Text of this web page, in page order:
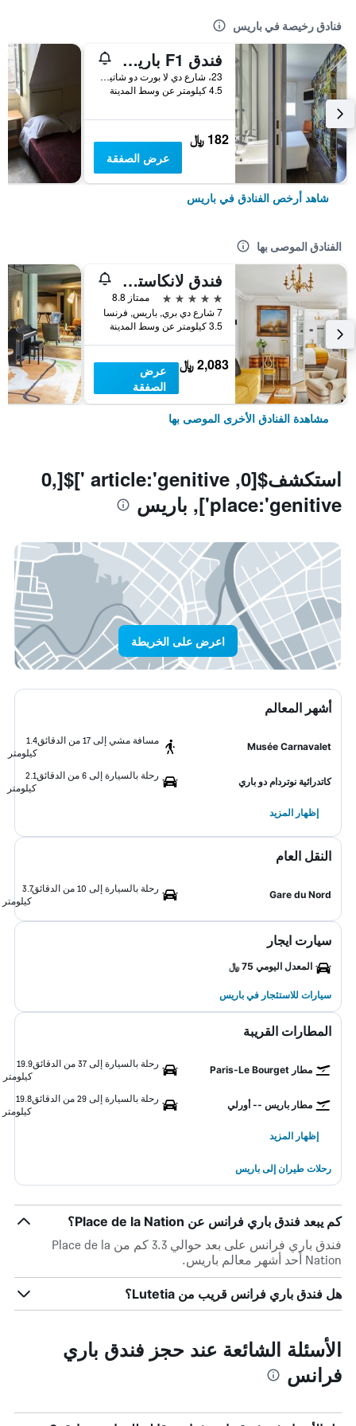
فنادق رخيصة في باريس
فندق F1 باريس بورت دو شاتيلون
23، شارع دي لا بورت دو شاتيلون, باريس, فرنسا
4.5 كيلومتر عن وسط المدينة
182 ﷼
عرض الصفقة
شاهد أرخص الفنادق في باريس
الفنادق الموصى بها
فندق لانكاستر باريس شانزليزيه
5 نجوم
ممتاز 8.8
7 شارع دي بري, باريس, فرنسا
3.5 كيلومتر عن وسط المدينة
2,083 ﷼
عرض
الصفقة
مشاهدة الفنادق الأخرى الموصى بها
استكشف$[0, article:'genitive ']$[0,
place:'genitive'], باريس
اعرض على الخريطة
أشهر المعالم
Musée Carnavalet
مسافة مشي إلى 17 من الدقائق
1.4
كيلومتر
كاتدرائية نوتردام دو باري
رحلة بالسيارة إلى 6 من الدقائق
2.1
كيلومتر
إظهار المزيد
النقل العام
Gare du Nord
رحلة بالسيارة إلى 10 من الدقائق
3.7
كيلومتر
سيارت ايجار
المعدل اليومي 75 ﷼
سيارات للاستئجار في باريس
المطارات القريبة
مطار Paris-Le Bourget
رحلة بالسيارة إلى 37 من الدقائق
19.9
كيلومتر
مطار باريس -- أورلي
رحلة بالسيارة إلى 29 من الدقائق
19.8
كيلومتر
إظهار المزيد
رحلات طيران إلى باريس
كم يبعد فندق باري فرانس عن Place de la Nation؟
فندق باري فرانس على بعد حوالي 3.3 كم من Place de la
Nation أحد أشهر معالم باريس.
هل فندق باري فرانس قريب من Lutetia؟
الأسئلة الشائعة عند حجز فندق باري
فرانس